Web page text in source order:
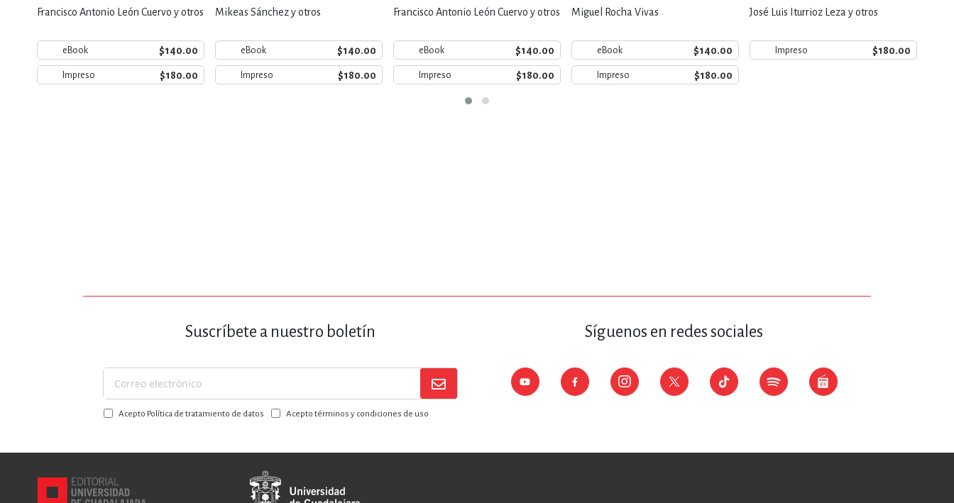
Francisco Antonio León Cuervo y otros
eBook $140.00
Impreso $180.00
Mikeas Sánchez y otros
eBook $140.00
Impreso $180.00
Francisco Antonio León Cuervo y otros
eBook $140.00
Impreso $180.00
Miguel Rocha Vivas
eBook $140.00
Impreso $180.00
José Luis Iturrioz Leza y otros
Impreso $180.00
Suscríbete a nuestro boletín
Suscríbase
a
nuestroAcepto Política de tratamiento de datos Acepto términos y condiciones de uso
Síguenos en redes sociales